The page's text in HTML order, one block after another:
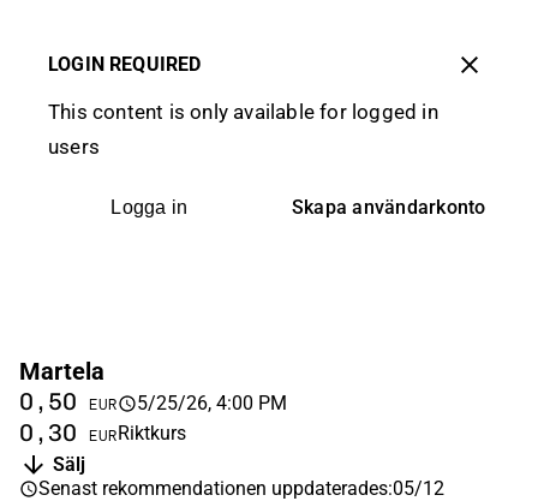
LOGIN REQUIRED
This content is only available for logged in
users
Logga in Skapa användarkonto
Martela
0,50 EUR 5/25/26, 4:00 PM
0,30 EURRiktkurs
Sälj
Senast rekommendationen uppdaterades:05/12